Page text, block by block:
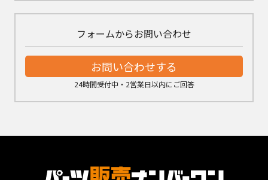
フォームからお問い合わせ
お問い合わせする
24時間受付中・2営業日以内にご回答